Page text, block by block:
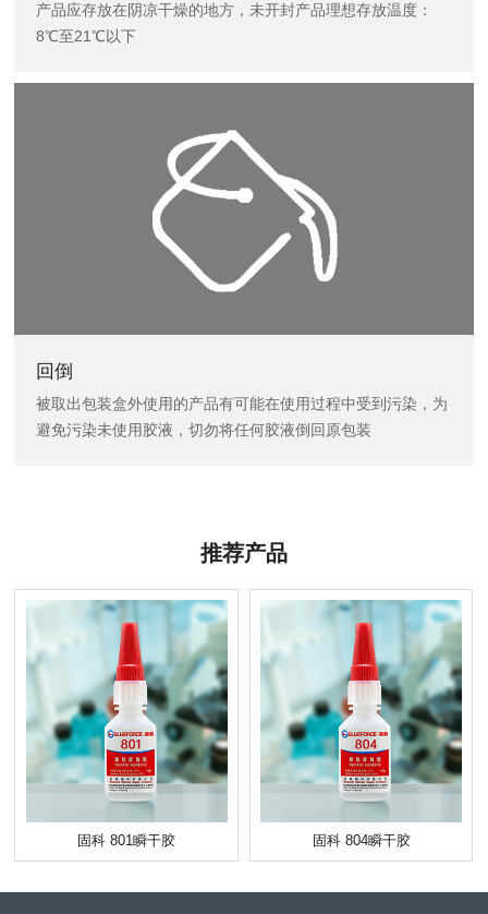
产品应存放在阴凉干燥的地方，未开封产品理想存放温度：
8℃至21℃以下
回倒
被取出包装盒外使用的产品有可能在使用过程中受到污染，为
避免污染未使用胶液，切勿将任何胶液倒回原包装
推荐产品
固科 801瞬干胶 固科 804瞬干胶